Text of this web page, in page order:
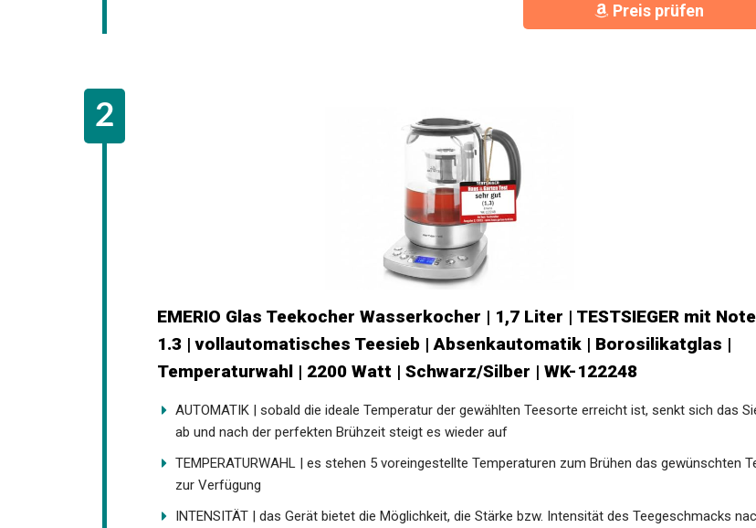
Preis prüfen
EMERIO Glas Teekocher Wasserkocher | 1,7 Liter | TESTSIEGER mit Note
1.3 | vollautomatisches Teesieb | Absenkautomatik | Borosilikatglas |
Temperaturwahl | 2200 Watt | Schwarz/Silber | WK-122248
AUTOMATIK | sobald die ideale Temperatur der gewählten Teesorte erreicht ist, senkt sich das
ab und nach der perfekten Brühzeit steigt es wieder auf
TEMPERATURWAHL | es stehen 5 voreingestellte Temperaturen zum Brühen das gewünschten
zur Verfügung
INTENSITÄT | das Gerät bietet die Möglichkeit, die Stärke bzw. Intensität des Teegeschmacks